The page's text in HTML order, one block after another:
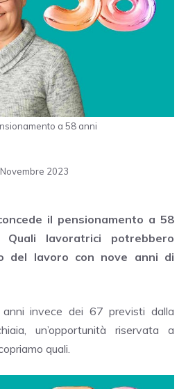
a 58 anni
2023
il pensionamento a 58
lavoratrici potrebbero
del lavoro con nove anni di
invece dei 67 previsti dalla
un’opportunità riservata a
quali.